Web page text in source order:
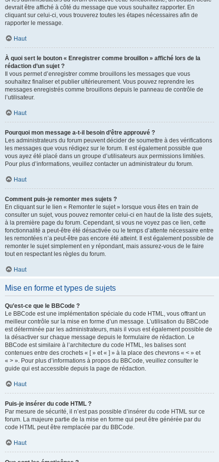
devrait être affiché à côté du message que vous souhaitez rapporter. En
cliquant sur celui-ci, vous trouverez toutes les étapes nécessaires afin de
rapporter le message.
Haut
À quoi sert le bouton « Enregistrer comme brouillon » affiché lors de la
rédaction d’un sujet ?
Il vous permet d’enregistrer comme brouillons les messages que vous
souhaitez finaliser et publier ultérieurement. Vous pouvez reprendre les
messages enregistrés comme brouillons depuis le panneau de contrôle de
l’utilisateur.
Haut
Pourquoi mon message a-t-il besoin d’être approuvé ?
Les administrateurs du forum peuvent décider de soumettre à des vérifications
les messages que vous rédigez sur le forum. Il est également possible que
vous ayez été placé dans un groupe d’utilisateurs aux permissions limitées.
Pour plus d’informations, veuillez contacter un administrateur du forum.
Haut
Comment puis-je remonter mes sujets ?
En cliquant sur le lien « Remonter le sujet » lorsque vous êtes en train de
consulter un sujet, vous pouvez remonter celui-ci en haut de la liste des sujets,
à la première page du forum. Cependant, si vous ne voyez pas ce lien, cette
fonctionnalité a peut-être été désactivée ou le temps d’attente nécessaire entre
les remontées n’a peut-être pas encore été atteint. Il est également possible de
remonter le sujet simplement en y répondant, mais assurez-vous de le faire
tout en respectant les règles du forum.
Haut
Mise en forme et types de sujets
Qu’est-ce que le BBCode ?
Le BBCode est une implémentation spéciale du code HTML, vous offrant un
meilleur contrôle sur la mise en forme d’un message. L’utilisation du BBCode
est déterminée par les administrateurs, mais il vous est également possible de
la désactiver sur chaque message depuis le formulaire de rédaction. Le
BBCode est similaire à l’architecture du code HTML, les balises sont
contenues entre des crochets « [ » et « ] » à la place des chevrons « < » et
« > ». Pour plus d’informations à propos du BBCode, veuillez consulter le
guide qui est accessible depuis la page de rédaction.
Haut
Puis-je insérer du code HTML ?
Par mesure de sécurité, il n’est pas possible d’insérer du code HTML sur ce
forum. La majeure partie de la mise en forme qui peut être générée par du
code HTML peut être remplacée par du BBCode.
Haut